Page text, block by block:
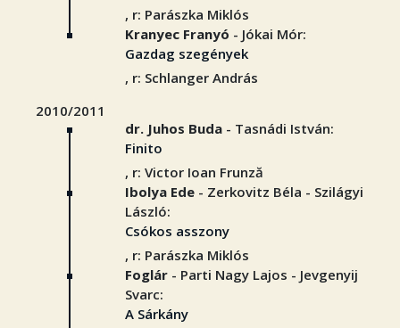
, r: Parászka Miklós
Kranyec Franyó - Jókai Mór:
Gazdag szegények
, r: Schlanger András
2010/2011
dr. Juhos Buda - Tasnádi István:
Finito
, r: Victor Ioan Frunză
Ibolya Ede - Zerkovitz Béla - Szilágyi
László:
Csókos asszony
, r: Parászka Miklós
Foglár - Parti Nagy Lajos - Jevgenyij
Svarc:
A Sárkány